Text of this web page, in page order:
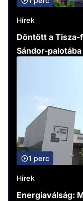
Hírek
Döntött a Tisza-
Sándor-palotába
1 perc
Hírek
Energiaválság: